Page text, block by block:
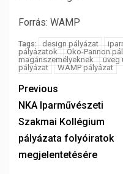
Forrás: WAMP
Tags: design pályázat
pályázatok
Öko-Pannon
magánszemélyeknek
üveg
pályázat
WAMP pályázat
Previous
NKA Iparművészeti
Szakmai Kollégium
pályázata folyóiratok
megjelentetésére